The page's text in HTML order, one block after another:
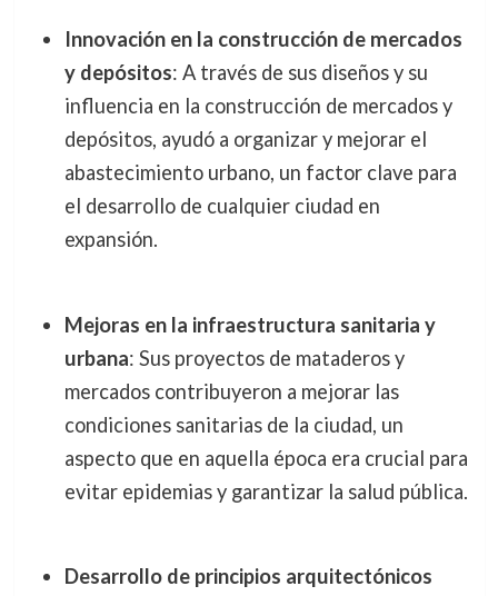
Innovación en la construcción de mercados
y depósitos: A través de sus diseños y su
influencia en la construcción de mercados y
depósitos, ayudó a organizar y mejorar el
abastecimiento urbano, un factor clave para
el desarrollo de cualquier ciudad en
expansión.
Mejoras en la infraestructura sanitaria y
urbana: Sus proyectos de mataderos y
mercados contribuyeron a mejorar las
condiciones sanitarias de la ciudad, un
aspecto que en aquella época era crucial para
evitar epidemias y garantizar la salud pública.
Desarrollo de principios arquitectónicos